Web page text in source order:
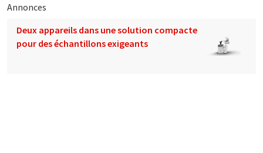
Annonces
Deux appareils dans une solution compacte
pour des échantillons exigeants